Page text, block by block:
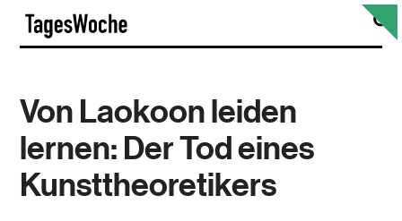
Skip
content
Von Laokoon leiden
lernen: Der Tod eines
Kunsttheoretikers